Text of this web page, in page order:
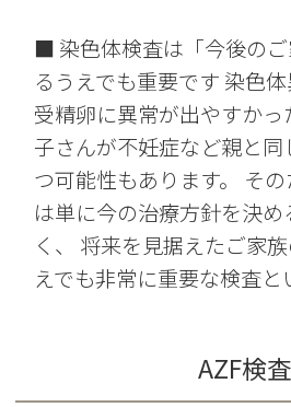
■ 染色体検査は「今後の
るうえでも重要です 染色体
受精卵に異常が出やすか
子さんが不妊症など親と
つ可能性もあります。 そ
は単に今の治療方針を決
く、 将来を見据えたご家
えでも非常に重要な検査と
AZF検査